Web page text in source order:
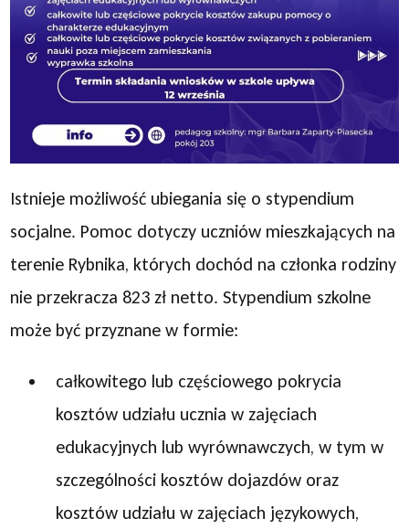
Istnieje możliwość ubiegania się o stypendium
socjalne. Pomoc dotyczy uczniów mieszkających na
terenie Rybnika, których dochód na członka rodziny
nie przekracza 823 zł netto. Stypendium szkolne
może być przyznane w formie:
całkowitego lub częściowego pokrycia
kosztów udziału ucznia w zajęciach
edukacyjnych lub wyrównawczych, w tym w
szczególności kosztów dojazdów oraz
kosztów udziału w zajęciach językowych,